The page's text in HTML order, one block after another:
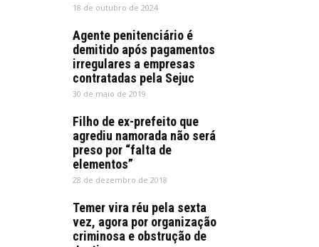
18 de outubro de 2024
Agente penitenciário é
demitido após pagamentos
irregulares a empresas
contratadas pela Sejuc
30 de maio de 2019
Filho de ex-prefeito que
agrediu namorada não será
preso por “falta de
elementos”
28 de dezembro de 2018
Temer vira réu pela sexta
vez, agora por organização
criminosa e obstrução de